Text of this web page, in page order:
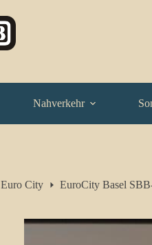
Nahverkehr
Euro City EuroCity Basel